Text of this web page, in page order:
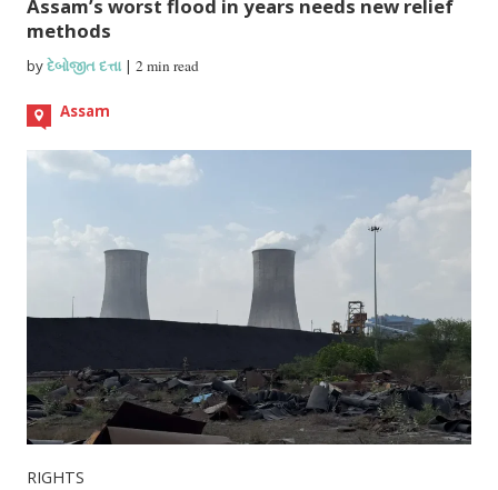
Assam’s worst flood in years needs new relief
methods
byદેબોજીત દત્તા |2 min read
Assam
RIGHTS